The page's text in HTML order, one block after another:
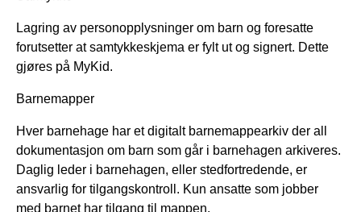
Lagring av personopplysninger om barn og foresatte
forutsetter at samtykkeskjema er fylt ut og signert. Dette
gjøres på MyKid.
Barnemapper
Hver barnehage har et digitalt barnemappearkiv der all
dokumentasjon om barn som går i barnehagen arkiveres.
Daglig leder i barnehagen, eller stedfortredende, er
ansvarlig for tilgangskontroll. Kun ansatte som jobber
med barnet har tilgang til mappen.